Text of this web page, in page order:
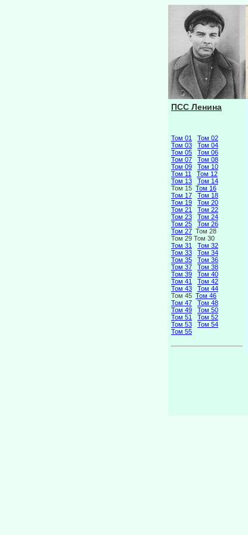
ПСС Ленина
Том 01
Том 02
Том 03
Том 04
Том 05
Том 06
Том 07
Том 08
Том 09
Том 10
Том 11
Том 12
Том 13
Том 14
Том 15 Том 16
Том 17
Том 18
Том 19
Том 20
Том 21
Том 22
Том 23
Том 24
Том 25
Том 26
Том 27 Том 28
Том 29 Том 30
Том 31
Том 32
Том 33
Том 34
Том 35
Том 36
Том 37
Том 38
Том 39
Том 40
Том 41
Том 42
Том 43
Том 44
Том 45 Том 46
Том 47
Том 48
Том 49
Том 50
Том 51
Том 52
Том 53
Том 54
Том 55